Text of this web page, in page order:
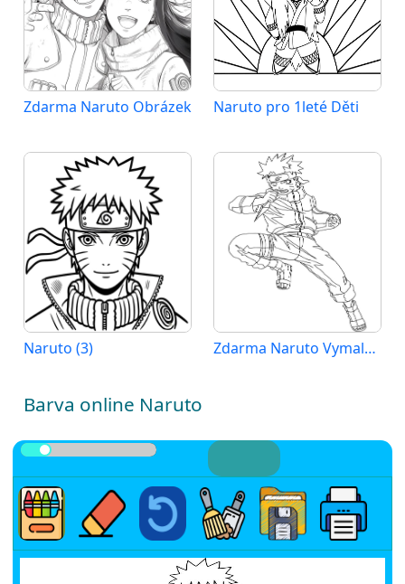
Zdarma Naruto Obrázek Naruto pro 1leté Děti
Naruto (3) Zdarma Naruto Vymalovatelné
Barva online Naruto